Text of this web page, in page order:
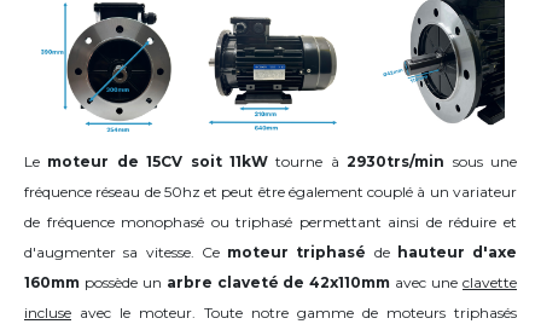
Le moteur de 15CV soit 11kW tourne à2930trs/min sous une
fréquence réseau de 50hz et peut être également couplé à un variateur
de fréquence monophasé ou triphasé permettant ainsi de réduire et
d'augmenter sa vitesse. Ce moteur triphasé de hauteur d'axe
160mm possède un arbre claveté de 42x110mm avec uneclavette
incluse avec le moteur. Toute notre gamme de moteurs triphasés